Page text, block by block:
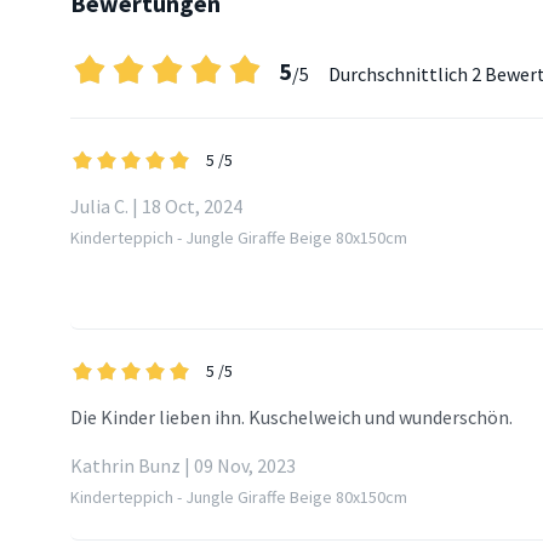
5/5 Durchschnittlich 2
5 /5
Julia C. | 18 Oct, 2024
Kinderteppich - Jungle Giraffe Beige 80x150cm
5 /5
Die Kinder lieben ihn. Kuschelweich und wunderschön.
Kathrin Bunz | 09 Nov, 2023
Kinderteppich - Jungle Giraffe Beige 80x150cm